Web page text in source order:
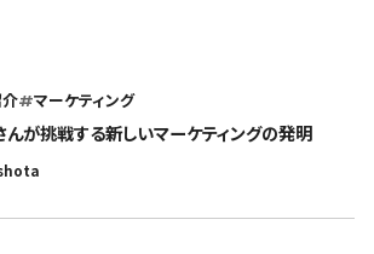
#マーケティング
んが挑戦する新しいマーケティングの発明